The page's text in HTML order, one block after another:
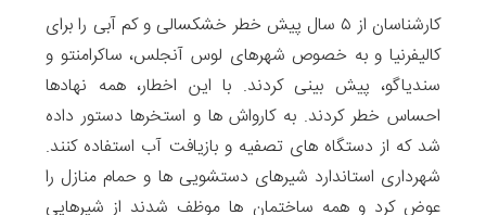
کارشناسان از ۵ سال پیش خطر خشکسالی و کم آبی را برای
کالیفرنیا و به خصوص شهرهای لوس آنجلس، ساکرامنتو و
سندیاگو، پیش بینی کردند. با این اخطار، همه نهادها
احساس خطر کردند. به کارواش ها و استخرها دستور داده
شد که از دستگاه های تصفیه و بازیافت آب استفاده کنند.
شهرداری استاندارد شیرهای دستشویی ها و حمام منازل را
عوض کرد و همه ساختمان ها موظف شدند از شیرهایی